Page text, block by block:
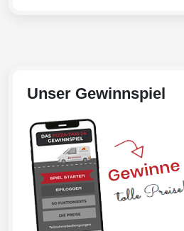
Unser Gewinnspiel